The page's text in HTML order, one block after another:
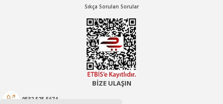
Sıkça Sorulan Sorular
BİZE ULAŞIN
0532 525 5674